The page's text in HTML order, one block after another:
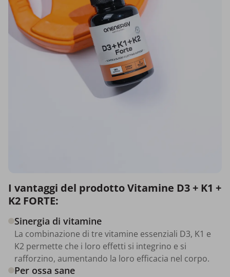
I vantaggi del prodotto Vitamine D3 + K1 +
K2 FORTE:
Sinergia di vitamine
La combinazione di tre vitamine essenziali D3, K1 e
K2 permette che i loro effetti si integrino e si
rafforzino, aumentando la loro efficacia nel corpo.
Per ossa sane